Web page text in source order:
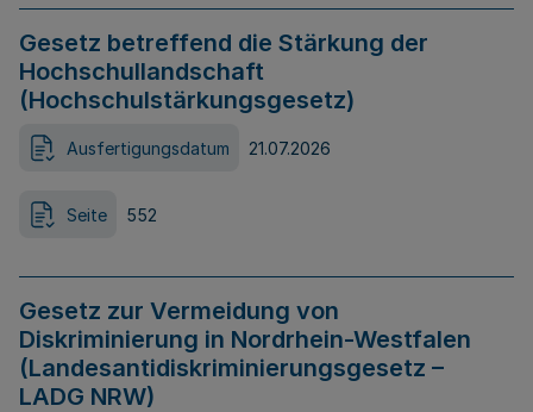
Gesetz betreffend die Stärkung der
Hochschullandschaft
(Hochschulstärkungsgesetz)
Ausfertigungsdatum 21.07.2026
Seite 552
Gesetz zur Vermeidung von
Diskriminierung in Nordrhein-Westfalen
(Landesantidiskriminierungsgesetz –
LADG NRW)